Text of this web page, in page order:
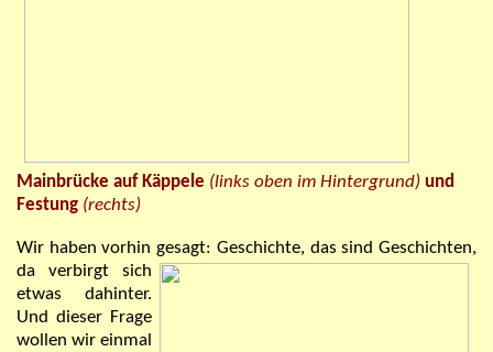
Mainbrücke auf Käppele (links oben im Hintergrund) und
Festung (rechts)
Wir haben vorhin gesagt: Geschichte, das sind Geschichten,
da verbirgt sich
etwas dahinter.
Und dieser Frage
wollen wir einmal